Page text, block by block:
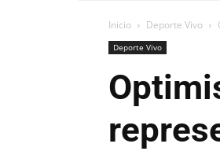
Inicio Deporte Vivo
Deporte Vivo